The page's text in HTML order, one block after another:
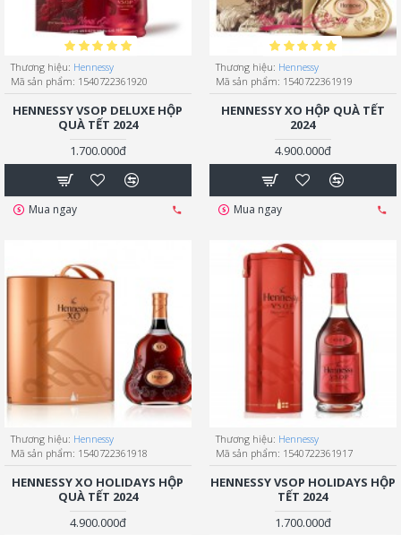
Thương hiệu: Hennessy
Mã sản phẩm: 1540722361920
HENNESSY VSOP DELUXE HỘP
QUÀ TẾT 2024
1.700.000đ
Mua ngay
Thương hiệu: Hennessy
Mã sản phẩm: 1540722361919
HENNESSY XO HỘP QUÀ TẾT
2024
4.900.000đ
Mua ngay
Thương hiệu: Hennessy
Mã sản phẩm: 1540722361918
HENNESSY XO HOLIDAYS HỘP
QUÀ TẾT 2024
4.900.000đ
Thương hiệu: Hennessy
Mã sản phẩm: 1540722361917
HENNESSY VSOP HOLIDAYS HỘP
TẾT 2024
1.700.000đ